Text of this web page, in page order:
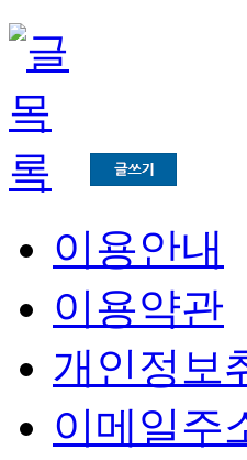
이용안내
이용약관
개인정보
이메일주